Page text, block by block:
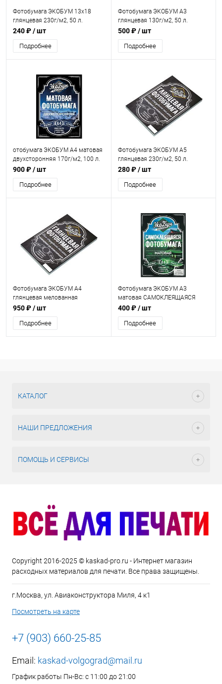
Фотобумага ЭКОБУМ 13х18
глянцевая 230г/м2, 50 л.
240 ₽/ шт
Подробнее
Фотобумага ЭКОБУМ А3
глянцевая 130г/м2, 50 л.
500 ₽/ шт
Подробнее
отобумага ЭКОБУМ А4 матовая
двухсторонняя 170г/м2, 100 л.
(без лого)
900 ₽/ шт
Подробнее
Фотобумага ЭКОБУМ А5
глянцевая 230г/м2, 50 л.
280 ₽/ шт
Подробнее
Фотобумага ЭКОБУМ А4
глянцевая мелованная
двухсторонняя 300г/м2, 50 л.
950 ₽/ шт
Подробнее
Фотобумага ЭКОБУМ А3
матовая САМОКЛЕЯЩАЯСЯ
115г/м2, 20л.
400 ₽/ шт
Подробнее
КАТАЛОГ
НАШИ ПРЕДЛОЖЕНИЯ
ПОМОЩЬ И СЕРВИСЫ
Copyright 2016-2025 © kaskad-pro.ru - Интернет магазин
расходных материалов для печати. Все права защищены.
г.Москва, ул. Авиаконструктора Миля, 4 к1
Посмотреть на карте
+7 (903) 660-25-85
Email: kaskad-volgograd@mail.ru
График работы Пн-Вс: с 11:00 до 21:00